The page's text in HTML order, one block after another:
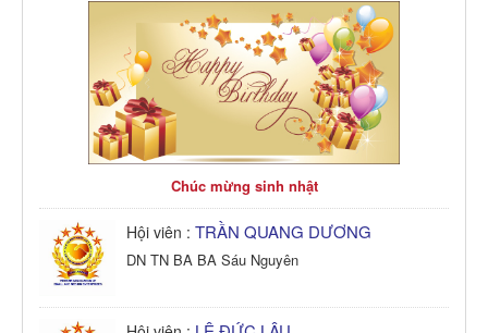
Chúc mừng sinh nhật
Hội viên : TRẦN QUANG DƯƠNG
DN TN BA BA Sáu Nguyên